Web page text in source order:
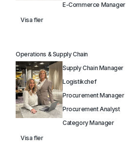
E-Commerce Manager
Säljchef
Produktutveckling
Visa fler
Operations & Supply Chain
Supply Chain Manager
Logistikchef
Procurement Manager
Procurement Analyst
Category Manager
Visa fler